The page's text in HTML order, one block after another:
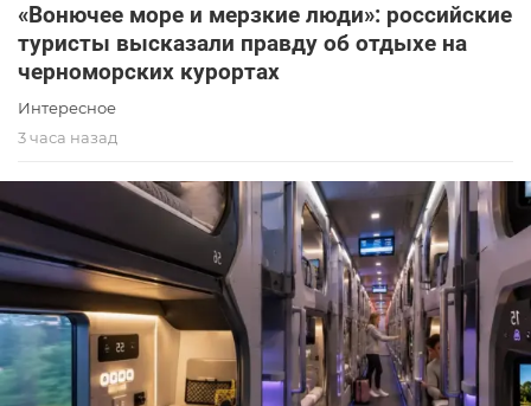
«Вонючее море и мерзкие люди»: российские
туристы высказали правду об отдыхе на
черноморских курортах
Интересное
3 часа назад